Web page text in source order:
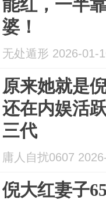
能红，一半
婆！
无处遁形 2026-01-
原来她就是
还在内娱活
三代
庸人自扰0607
倪大红妻子